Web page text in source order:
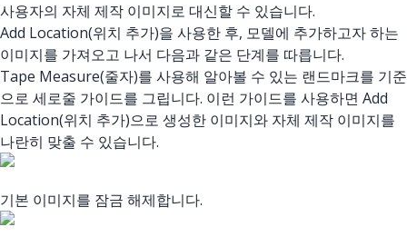
사용자의 자체 제작 이미지로 대신할 수 있습니다.
Add Location(위치 추가)을 사용한 후, 모델에 추가하고자 하는
이미지를 가져오고 나서 다음과 같은 단계를 따릅니다.
Tape Measure(줄자)를 사용해 알아볼 수 있는 랜드마크를 기준
으로 세로줄 가이드를 그립니다. 이런 가이드를 사용하면 Add
Location(위치 추가)으로 생성한 이미지와 자체 제작 이미지를
나란히 맞출 수 있습니다.
기본 이미지를 잠금 해제합니다.